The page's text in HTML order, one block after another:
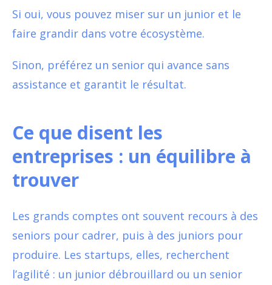
Si oui, vous pouvez miser sur un junior et le
faire grandir dans votre écosystème.
Sinon, préférez un senior qui avance sans
assistance et garantit le résultat.
Ce que disent les
entreprises : un équilibre à
trouver
Les grands comptes ont souvent recours à des
seniors pour cadrer, puis à des juniors pour
produire. Les startups, elles, recherchent
l’agilité : un junior débrouillard ou un senior